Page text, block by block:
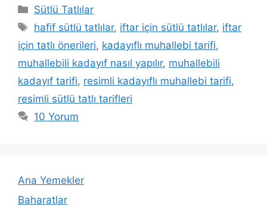
Kategoriler
Sütlü Tatlılar
Etiketler
hafif sütlü tatlılar, iftar için sütlü tatlılar, iftar
için tatlı önerileri, kadayıflı muhallebi tarifi,
muhallebili kadayıf nasıl yapılır, muhallebili
kadayıf tarifi, resimli kadayıflı muhallebi tarifi,
resimli sütlü tatlı tarifleri
10 Yorum
Ana Yemekler
Baharatlar